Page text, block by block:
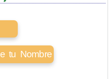
tu Nombre